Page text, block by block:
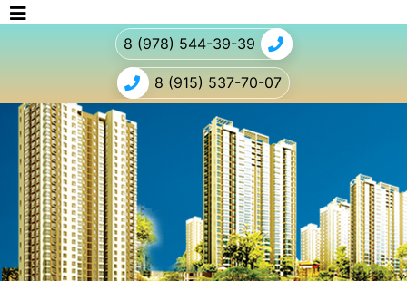
8 (978) 544-39-39
8 (915) 537-70-07